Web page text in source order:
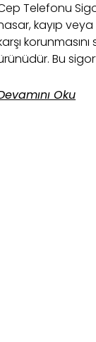
Telefonu
kayıp veya
Bu
Oku